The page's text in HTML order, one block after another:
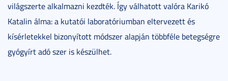
világszerte alkalmazni kezdték. Így válhatott valóra Karikó
Katalin álma: a kutatói laboratóriumban eltervezett és
kísérletekkel bizonyított módszer alapján többféle betegségre
gyógyírt adó szer is készülhet.